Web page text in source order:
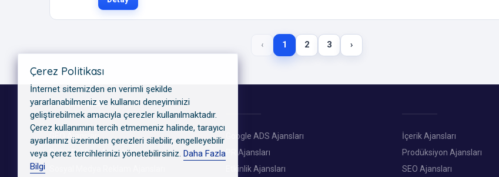
‹ 1 2 3 ›
KATEGORILER
GEO Ajansları
Dijital Reklam Ajansları
Google ADS Ajansları
PR Ajansları
Etkinlik Ajansları
İçerik Ajansları
Prodüksiyon Ajansları
SEO Ajansları
Çerez Politikası
İnternet sitemizden en verimli şekilde
yararlanabilmeniz ve kullanıcı deneyiminizi
geliştirebilmek amacıyla çerezler kullanılmaktadır.
Çerez kullanımını tercih etmemeniz halinde, tarayıcı
ayarlarınız üzerinden çerezleri silebilir, engelleyebilir
veya çerez tercihlerinizi yönetebilirsiniz. Daha Fazla
Bilgi